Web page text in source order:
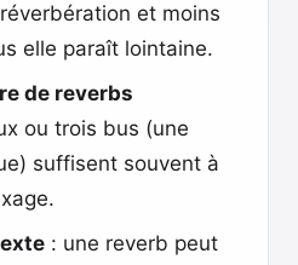
et moins
elle paraît lointaine.
de reverbs
ou trois bus (une
suffisent souvent à
: une reverb peut